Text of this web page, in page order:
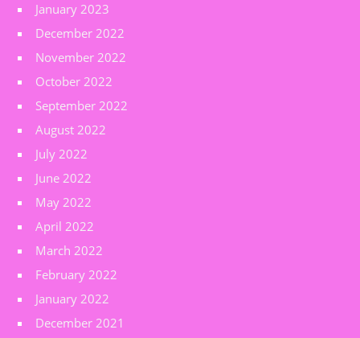
January 2023
December 2022
November 2022
October 2022
September 2022
August 2022
July 2022
June 2022
May 2022
April 2022
March 2022
February 2022
January 2022
December 2021